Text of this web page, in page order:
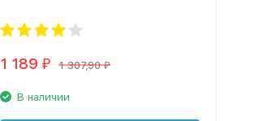
1 189 ₽ 1 307,90 ₽
В наличии